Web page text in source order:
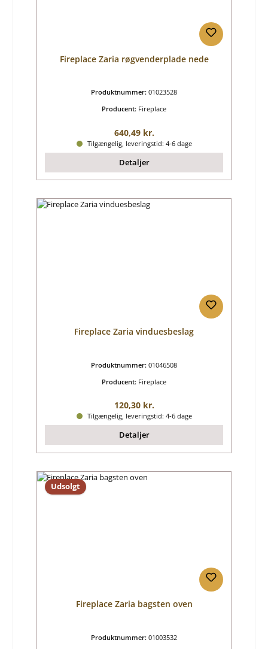
Fireplace Zaria røgvenderplade nede
Produktnummer: 01023528
Producent: Fireplace
Almindelig pris:
640,49 kr.
Tilgængelig, leveringstid: 4-6 dage
Detaljer
Fireplace Zaria vinduesbeslag
Produktnummer: 01046508
Producent: Fireplace
Almindelig pris:
120,30 kr.
Tilgængelig, leveringstid: 4-6 dage
Detaljer
Udsolgt
Fireplace Zaria bagsten oven
Produktnummer: 01003532